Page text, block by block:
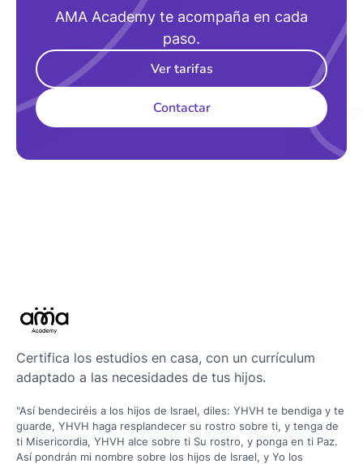
AMA Academy te acompaña en cada
paso.
Ver tarifas
Contactar
Certifica los estudios en casa, con un currículum
adaptado a las necesidades de tus hijos.
"Así bendeciréis a los hijos de Israel, diles: YHVH te bendiga y te
guarde, YHVH haga resplandecer su rostro sobre ti, y tenga de
ti Misericordia, YHVH alce sobre ti Su rostro, y ponga en ti Paz.
Así pondrán mi nombre sobre los hijos de Israel, y Yo los